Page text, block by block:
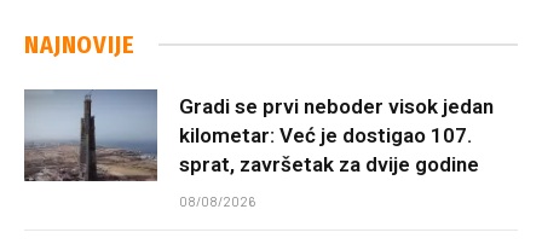
NAJNOVIJE
Gradi se prvi neboder visok jedan
kilometar: Već je dostigao 107.
sprat, završetak za dvije godine
08/08/2026